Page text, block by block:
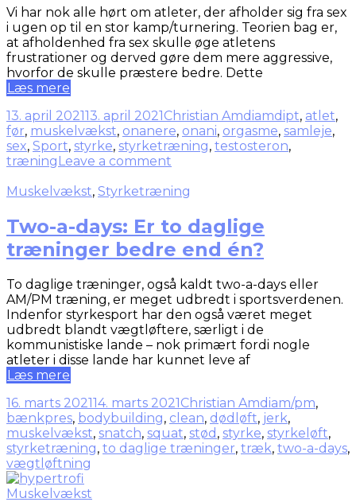
Vi har nok alle hørt om atleter, der afholder sig fra sex
i ugen op til en stor kamp/turnering. Teorien bag er,
at afholdenhed fra sex skulle øge atletens
frustrationer og derved gøre dem mere aggressive,
hvorfor de skulle præstere bedre. Dette
Læs mere
13. april 202113. april 2021Christian Amdiamdipt, atlet,
før, muskelvækst, onanere, onani, orgasme, samleje,
sex, Sport, styrke, styrketræning, testosteron,
træningLeave a comment
Muskelvækst, Styrketræning
Two-a-days: Er to daglige
træninger bedre end én?
To daglige træninger, også kaldt two-a-days eller
AM/PM træning, er meget udbredt i sportsverdenen.
Indenfor styrkesport har den også været meget
udbredt blandt vægtløftere, særligt i de
kommunistiske lande – nok primært fordi nogle
atleter i disse lande har kunnet leve af
Læs mere
16. marts 202114. marts 2021Christian Amdiam/pm,
bænkpres, bodybuilding, clean, dødløft, jerk,
muskelvækst, snatch, squat, stød , styrke, styrkeløft,
styrketræning, to daglige træninger, træk, two-a-days,
vægtløftning
Muskelvækst